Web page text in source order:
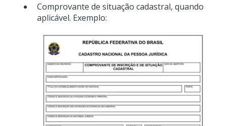
Comprovante de situação cadastral, quando
aplicável. Exemplo: